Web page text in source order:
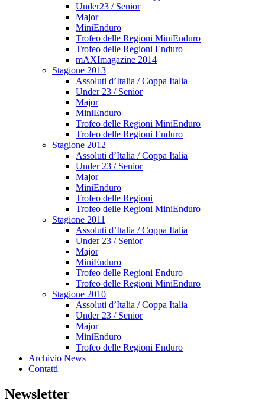
Under23 / Senior
Major
MiniEnduro
Trofeo delle Regioni MiniEnduro
Trofeo delle Regioni Enduro
mAXImagazine 2014
Stagione 2013
Assoluti d’Italia / Coppa Italia
Under 23 / Senior
Major
MiniEnduro
Trofeo delle Regioni MiniEnduro
Trofeo delle Regioni Enduro
Stagione 2012
Assoluti d’Italia / Coppa Italia
Under 23 / Senior
Major
MiniEnduro
Trofeo delle Regioni
Trofeo delle Regioni MiniEnduro
Stagione 2011
Assoluti d’Italia / Coppa Italia
Under 23 / Senior
Major
MiniEnduro
Trofeo delle Regioni Enduro
Trofeo delle Regioni MiniEnduro
Stagione 2010
Assoluti d’Italia / Coppa Italia
Under 23 / Senior
Major
MiniEnduro
Trofeo delle Regioni Enduro
Archivio News
Contatti
Newsletter